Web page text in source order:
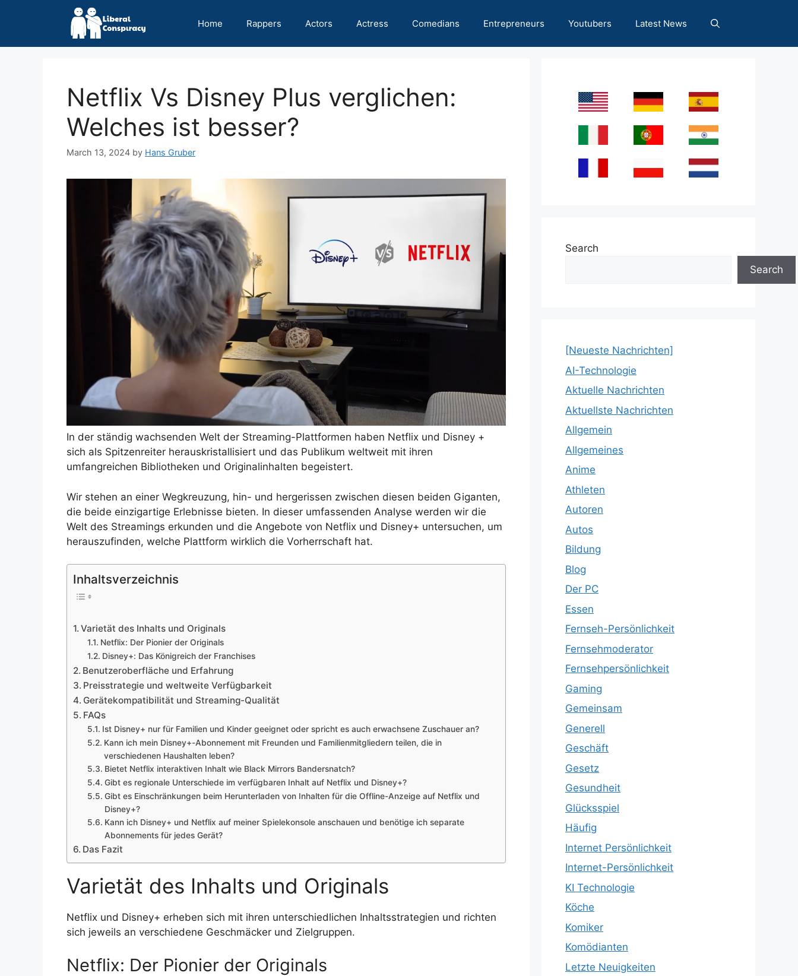
Home Rappers Actors Actress Comedians Entrepreneurs Youtubers Latest News
Netflix Vs Disney Plus verglichen:
Welches ist besser?
March 13, 2024 by Hans Gruber
In der ständig wachsenden Welt der Streaming-Plattformen haben Netflix und Disney +
sich als Spitzenreiter herauskristallisiert und das Publikum weltweit mit ihren
umfangreichen Bibliotheken und Originalinhalten begeistert.
Wir stehen an einer Wegkreuzung, hin- und hergerissen zwischen diesen beiden Giganten,
die beide einzigartige Erlebnisse bieten. In dieser umfassenden Analyse werden wir die
Welt des Streamings erkunden und die Angebote von Netflix und Disney+ untersuchen, um
herauszufinden, welche Plattform wirklich die Vorherrschaft hat.
Inhaltsverzeichnis
Varietät des Inhalts und Originals
Netflix: Der Pionier der Originals
Disney+: Das Königreich der Franchises
Benutzeroberfläche und Erfahrung
Preisstrategie und weltweite Verfügbarkeit
Gerätekompatibilität und Streaming-Qualität
FAQs
Ist Disney+ nur für Familien und Kinder geeignet oder spricht es auch erwachsene Zuschauer an?
Kann ich mein Disney+-Abonnement mit Freunden und Familienmitgliedern teilen, die in
verschiedenen Haushalten leben?
Bietet Netflix interaktiven Inhalt wie Black Mirrors Bandersnatch?
Gibt es regionale Unterschiede im verfügbaren Inhalt auf Netflix und Disney+?
Gibt es Einschränkungen beim Herunterladen von Inhalten für die Offline-Anzeige auf Netflix und
Disney+?
Kann ich Disney+ und Netflix auf meiner Spielekonsole anschauen und benötige ich separate
Abonnements für jedes Gerät?
Das Fazit
Varietät des Inhalts und Originals
Netflix und Disney+ erheben sich mit ihren unterschiedlichen Inhaltsstrategien und richten
sich jeweils an verschiedene Geschmäcker und Zielgruppen.
Netflix: Der Pionier der Originals
Search
Search
[Neueste Nachrichten]
AI-Technologie
Aktuelle Nachrichten
Aktuellste Nachrichten
Allgemein
Allgemeines
Anime
Athleten
Autoren
Autos
Bildung
Blog
Der PC
Essen
Fernseh-Persönlichkeit
Fernsehmoderator
Fernsehpersönlichkeit
Gaming
Gemeinsam
Generell
Geschäft
Gesetz
Gesundheit
Glücksspiel
Häufig
Internet Persönlichkeit
Internet-Persönlichkeit
KI Technologie
Köche
Komiker
Komödianten
Letzte Neuigkeiten